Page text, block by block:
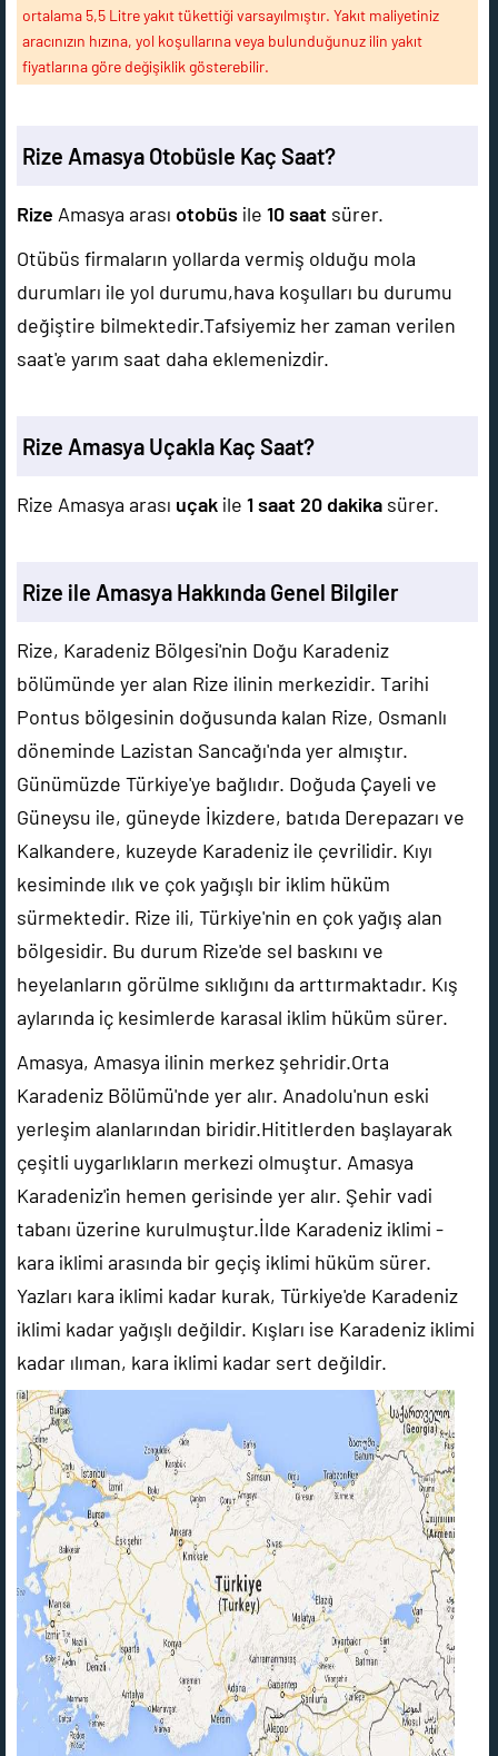
ortalama 5,5 Litre yakıt tükettiği varsayılmıştır. Yakıt maliyetiniz
aracınızın hızına, yol koşullarına veya bulunduğunuz ilin yakıt
fiyatlarına göre değişiklik gösterebilir.
Rize Amasya Otobüsle Kaç Saat?
Rize Amasya arası otobüs ile 10 saat sürer.
Otübüs firmaların yollarda vermiş olduğu mola
durumları ile yol durumu,hava koşulları bu durumu
değiştire bilmektedir.Tafsiyemiz her zaman verilen
saat'e yarım saat daha eklemenizdir.
Rize Amasya Uçakla Kaç Saat?
Rize Amasya arası uçak ile 1 saat 20 dakika sürer.
Rize ile Amasya Hakkında Genel Bilgiler
Rize, Karadeniz Bölgesi'nin Doğu Karadeniz
bölümünde yer alan Rize ilinin merkezidir. Tarihi
Pontus bölgesinin doğusunda kalan Rize, Osmanlı
döneminde Lazistan Sancağı'nda yer almıştır.
Günümüzde Türkiye'ye bağlıdır. Doğuda Çayeli ve
Güneysu ile, güneyde İkizdere, batıda Derepazarı ve
Kalkandere, kuzeyde Karadeniz ile çevrilidir. Kıyı
kesiminde ılık ve çok yağışlı bir iklim hüküm
sürmektedir. Rize ili, Türkiye'nin en çok yağış alan
bölgesidir. Bu durum Rize'de sel baskını ve
heyelanların görülme sıklığını da arttırmaktadır. Kış
aylarında iç kesimlerde karasal iklim hüküm sürer.
Amasya, Amasya ilinin merkez şehridir.Orta
Karadeniz Bölümü'nde yer alır. Anadolu'nun eski
yerleşim alanlarından biridir.Hititlerden başlayarak
çeşitli uygarlıkların merkezi olmuştur. Amasya
Karadeniz'in hemen gerisinde yer alır. Şehir vadi
tabanı üzerine kurulmuştur.İlde Karadeniz iklimi -
kara iklimi arasında bir geçiş iklimi hüküm sürer.
Yazları kara iklimi kadar kurak, Türkiye'de Karadeniz
iklimi kadar yağışlı değildir. Kışları ise Karadeniz iklimi
kadar ılıman, kara iklimi kadar sert değildir.